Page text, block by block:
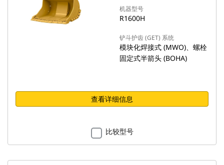
机器型号
R1600H
铲斗护齿 (GET) 系统
模块化焊接式 (MWO)、螺栓
固定式半箭头 (BOHA)
查看详细信息
比较型号